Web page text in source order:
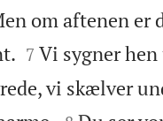
om aftenen er


7 Vi sygner
vi skælver